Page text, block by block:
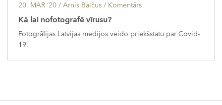
20. MAR ’20 / Arnis Balčus / Komentārs
Kā lai nofotografē vīrusu?
Fotogrāfijas Latvijas medijos veido priekšstatu par Covid-
19.